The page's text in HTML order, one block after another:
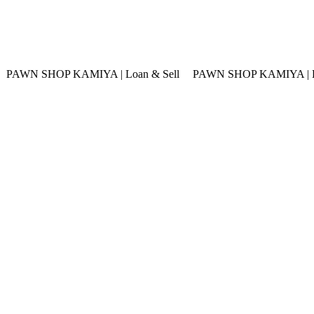
KAMIYA | Loan & Sell PAWN SHOP KAMIYA | Loan & Sell